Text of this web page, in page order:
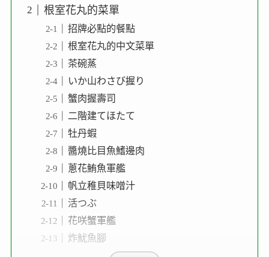
根室花丸的菜單
招牌必點的餐點
根室花丸的中文菜單
茶碗蒸
いか山わさび握り
蟹肉握壽司
二階建てほたて
牡丹蝦
醬燒比目魚鰭邊肉
蔥花鮪魚軍艦
帆立稚貝味噌汁
活つぶ
花咲蟹軍艦
炸魷魚腳